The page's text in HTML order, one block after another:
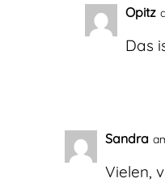
Opitz
Das
Sandra
Vielen,